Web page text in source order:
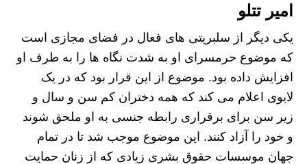
امیر تتلو
یکی دیگر از سلبریتی های فعال در فضای مجازی است
که موضوع حرمسرای او به شدت نگاه ها را به طرف او
افزایش داده بود. موضوع از این قرار بود که در یک
لایوی اعلام می کند که همه دختران کم سن و سال و
زیر سن برای برقراری رابطه جنسی به او ملحق شوند
و خود را آزاد کنند. این موضوع موجب شد تا در تمام
جهان موسسات حقوق بشری زیادی که از زنان حمایت